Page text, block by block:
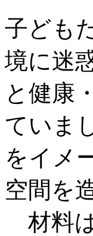
子ども
境に迷
と健康
ていま
をイメ
空間を
材料